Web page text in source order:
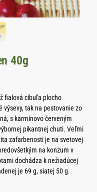
40g
fialová cibuľa plocho
tak na pestovanie zo
s karmínovo červeným
pikantnej chuti. Veľmi
zafarbenosti je na svetovej
na konzum v
dochádza k nežiadúcej
je 69 g, siatej 50 g.